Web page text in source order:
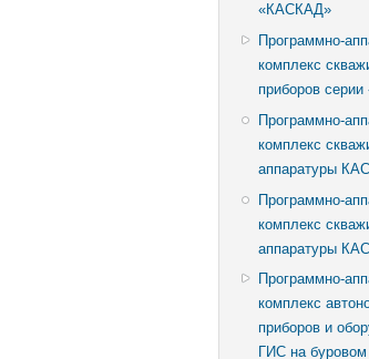
«КАСКАД»
Программно-
комплекс
приборов
Программно-
комплекс
аппаратуры
Программно-
комплекс
аппаратуры
Программно-
комплекс
приборов и
ГИС на буровом